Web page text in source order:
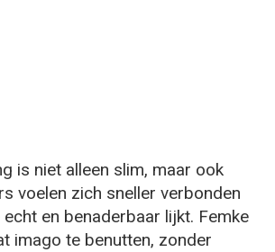
is niet alleen slim, maar ook
voelen zich sneller verbonden
en benaderbaar lijkt. Femke
imago te benutten, zonder